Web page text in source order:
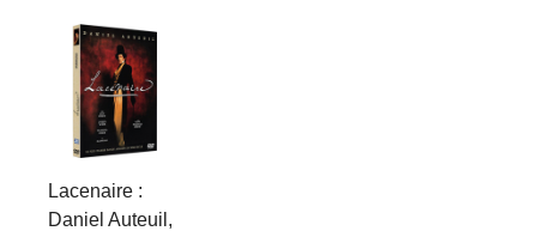
Lacenaire :
Daniel Auteuil,